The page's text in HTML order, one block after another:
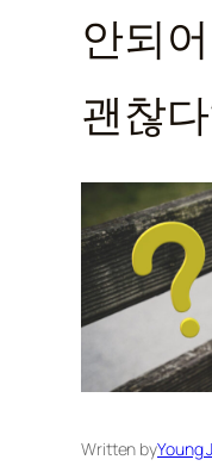
안되
괜찮
Written byYoung